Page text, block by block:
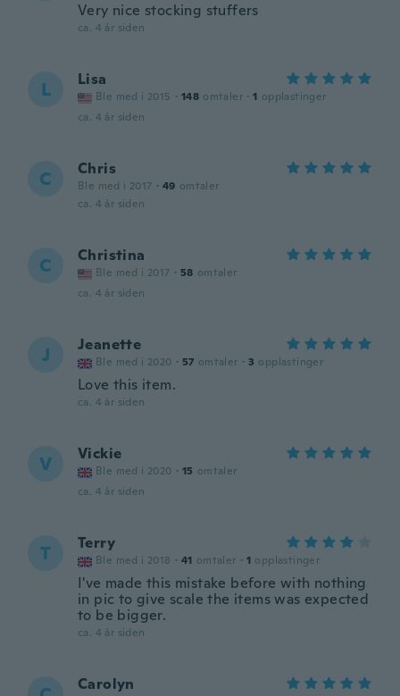
Very nice stocking stuffers
ca. 4 år siden
L Lisa
Ble med i 2015 · 148 omtaler · 1 opplastinger
ca. 4 år siden
C Chris
Ble med i 2017 · 49 omtaler
ca. 4 år siden
C Christina
Ble med i 2017 · 58 omtaler
ca. 4 år siden
J Jeanette
Ble med i 2020 · 57 omtaler · 3 opplastinger
Love this item.
ca. 4 år siden
V Vickie
Ble med i 2020 · 15 omtaler
ca. 4 år siden
T Terry
Ble med i 2018 · 41 omtaler · 1 opplastinger
I've made this mistake before with nothing
in pic to give scale the items was expected
to be bigger.
ca. 4 år siden
Carolyn